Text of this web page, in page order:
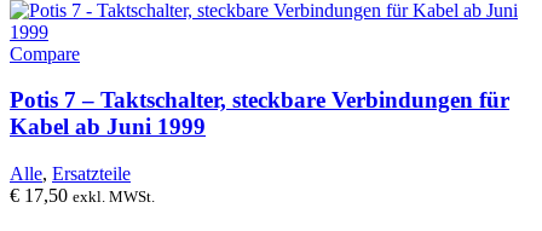
Compare
Potis 7 – Taktschalter, steckbare Verbindungen für
Kabel ab Juni 1999
Alle, Ersatzteile
€ 17,50 exkl. MWSt.